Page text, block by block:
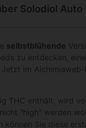
Solodiol Auto
selbstblühende
zu entdecken,
Jetzt im Alchimiaweb-
THC enthält, wird
"high" werden
können Sie diese